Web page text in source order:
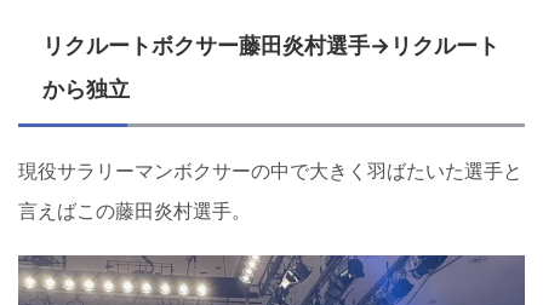
リクルートボクサー藤田炎村選手→リクルート
から独立
現役サラリーマンボクサーの中で大きく羽ばたいた選手と
言えばこの藤田炎村選手。